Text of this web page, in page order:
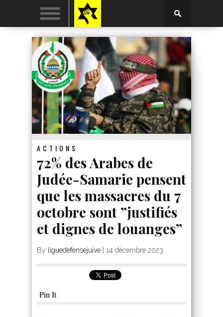
ACTIONS
72% des Arabes de
Judée-Samarie pensent
que les massacres du 7
octobre sont ”justifiés
et dignes de louanges”
By liguedefensejuive 14 décembre 2023
Pin It